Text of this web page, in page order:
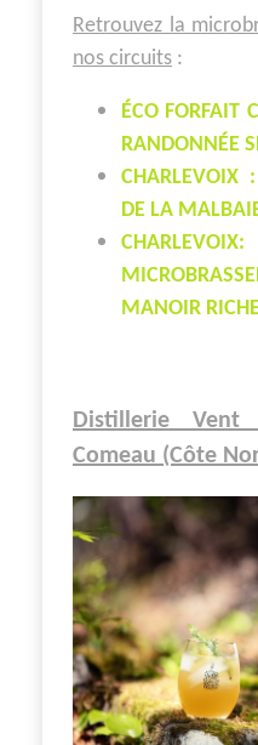
Retrouvez la
nos circuits :
ÉCO FORFAIT
RANDONNÉE
CHARLEVOIX
DE LA
MANOIR
Distillerie
Comeau (Côte